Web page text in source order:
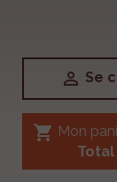
 Se
shopping_cart Mon
Total